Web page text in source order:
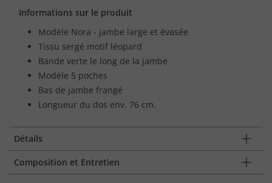
Informations sur le produit
Modèle Nora - jambe large et évasée
Tissu sergé motif léopard
Bande verte le long de la jambe
Modèle 5 poches
Bas de jambe frangé
Longueur du dos env. 76 cm.
Détails
Composition et Entretien